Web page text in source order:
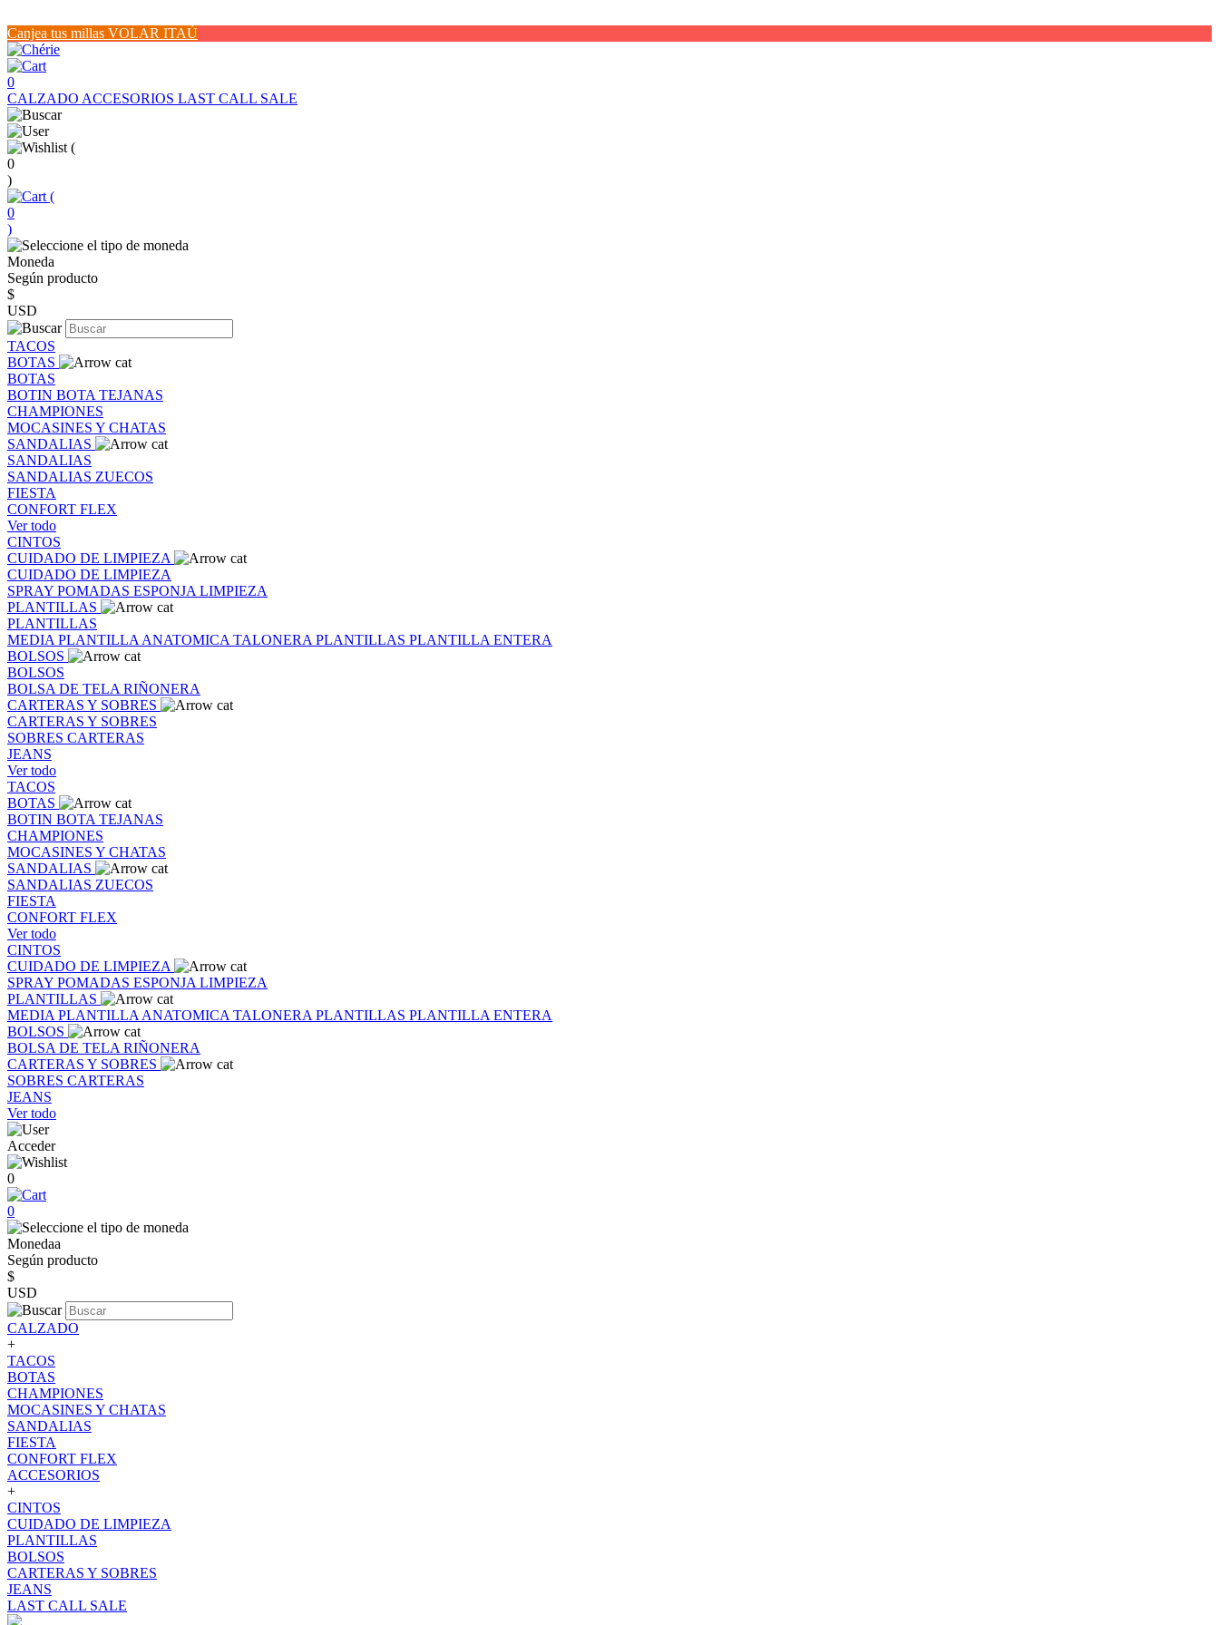
Canjea tus millas VOLAR ITAÚ
0
CALZADO ACCESORIOS LAST CALL SALE
(
0
)
(
0
)
Moneda
Según producto
$
USD
TACOS
BOTAS
BOTAS
BOTIN BOTA TEJANAS
CHAMPIONES
MOCASINES Y CHATAS
SANDALIAS
SANDALIAS
SANDALIAS ZUECOS
FIESTA
CONFORT FLEX
Ver todo
CINTOS
CUIDADO DE LIMPIEZA
CUIDADO DE LIMPIEZA
SPRAY POMADAS ESPONJA LIMPIEZA
PLANTILLAS
PLANTILLAS
MEDIA PLANTILLA ANATOMICA TALONERA PLANTILLAS PLANTILLA ENTERA
BOLSOS
BOLSOS
BOLSA DE TELA RIÑONERA
CARTERAS Y SOBRES
CARTERAS Y SOBRES
SOBRES CARTERAS
JEANS
Ver todo
TACOS
BOTAS
BOTIN BOTA TEJANAS
CHAMPIONES
MOCASINES Y CHATAS
SANDALIAS
SANDALIAS ZUECOS
FIESTA
CONFORT FLEX
Ver todo
CINTOS
CUIDADO DE LIMPIEZA
SPRAY POMADAS ESPONJA LIMPIEZA
PLANTILLAS
MEDIA PLANTILLA ANATOMICA TALONERA PLANTILLAS PLANTILLA ENTERA
BOLSOS
BOLSA DE TELA RIÑONERA
CARTERAS Y SOBRES
SOBRES CARTERAS
JEANS
Ver todo
Acceder
0
0
Monedaa
Según producto
$
USD
CALZADO
+
TACOS
BOTAS
CHAMPIONES
MOCASINES Y CHATAS
SANDALIAS
FIESTA
CONFORT FLEX
ACCESORIOS
+
CINTOS
CUIDADO DE LIMPIEZA
PLANTILLAS
BOLSOS
CARTERAS Y SOBRES
JEANS
LAST CALL SALE